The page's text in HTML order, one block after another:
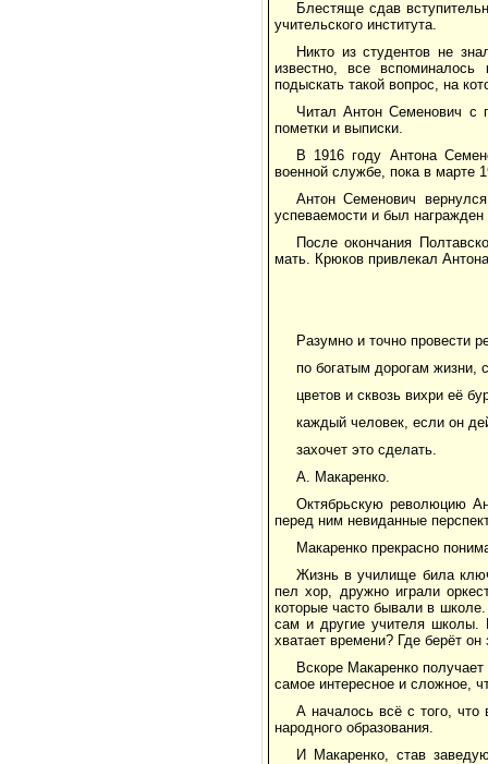
Блестяще сдав
учительского института.
Никто из студентов не
известно, все
подыскать такой вопрос, на
Читал Антон Семенович с
пометки и выписки.
В 1916 году Антона
военной службе, пока в марте
Антон Семенович
успеваемости и был
После окончания
мать. Крюков привлекал
Разумно и точно провести
по богатым дорогам жизни,
цветов и сквозь вихри её
каждый человек, если он
захочет это сделать.
А. Макаренко.
Октябрьскую революцию
перед ним невиданные
Макаренко прекрасно
Жизнь в училище била
пел хор, дружно играли
которые часто бывали в
сам и другие учителя школы.
хватает времени? Где берёт
Вскоре Макаренко
самое интересное и сложное,
А началось всё с того, что
народного образования.
И Макаренко, став